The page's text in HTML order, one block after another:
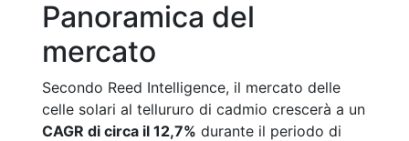
Panoramica del
mercato
Secondo Reed Intelligence, il mercato delle
celle solari al tellururo di cadmio crescerà a un
CAGR di circa il 12,7% durante il periodo di